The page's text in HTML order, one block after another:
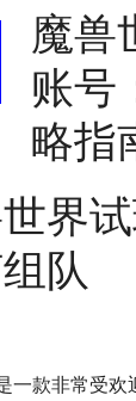
魔兽
账号
略指
界
队
一款非常受欢